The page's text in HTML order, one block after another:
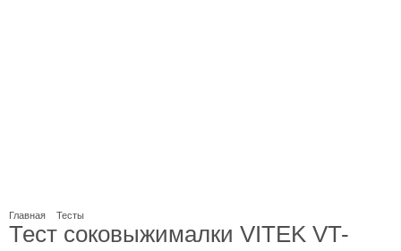
Главная Тесты
Тест соковыжималки VITEK VT-